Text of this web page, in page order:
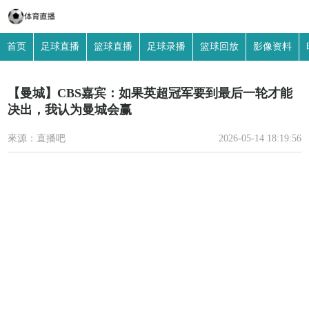
首页 足球直播 篮球直播 足球录播 篮球回放 影像资料
【曼城】CBS嘉宾：如果英超冠军要到最后一轮才能
决出，我认为曼城会赢
來源：直播吧 2026-05-14 18:19:56